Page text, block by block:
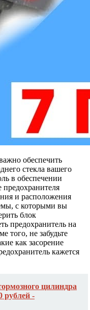
обеспечить
стекла вашего
в обеспечении
и расположения
с которыми вы
блок
предохранитель на
того, не забудьте
как засорение
кажется
цилиндра
рублей -